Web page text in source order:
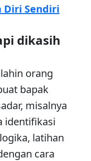
Diri Sendiri
dikasih
orang
bapak
misalnya
identifikasi
latihan
cara